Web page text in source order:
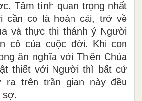
Tâm tình quan trọng nhất
cần có là hoán cải, trở về
và thực thi thánh ý Người
cố của cuộc đời. Khi con
ân nghĩa với Thiên Chúa
thiết với Người thì bất cứ
ra trên trần gian này đều
sợ.